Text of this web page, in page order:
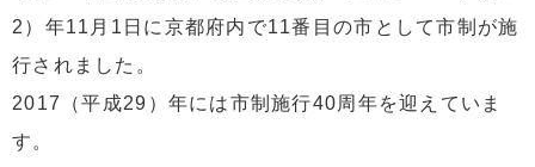
2）年11月1日に京都府内で11番目の市として市制が施
行されました。
2017（平成29）年には市制施行40周年を迎えていま
す。